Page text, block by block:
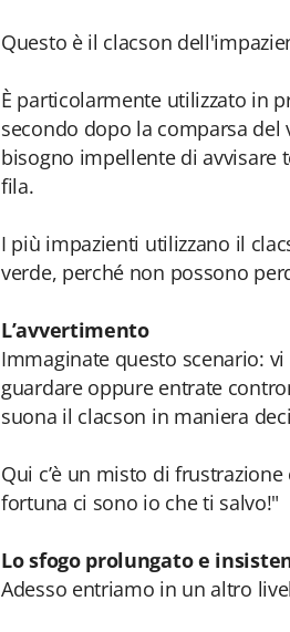
Questo è il clacson
È particolarmente utilizzato in
secondo dopo la comparsa
bisogno impellente di avvisare
fila.
I più impazienti utilizzano il
verde, perché non possono
L’avvertimento
Immaginate questo scenario:
guardare oppure entrate
suona il clacson in maniera
Qui c’è un misto di
fortuna ci sono io che ti salvo!"
Lo sfogo prolungato e
Adesso entriamo in un altro